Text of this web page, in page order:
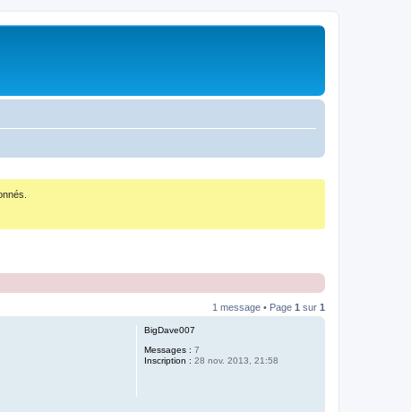
1 message • Page 1 sur 1
BigDave007
Messages : 7
Inscription : 28 nov. 2013, 21:58